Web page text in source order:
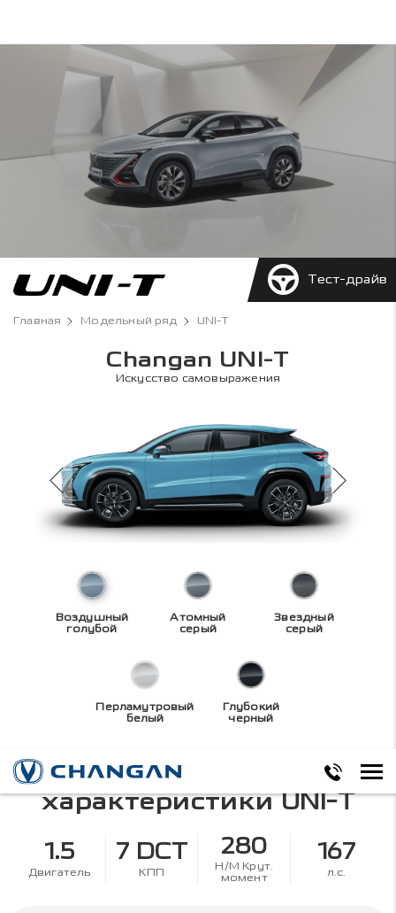
Тест-драйв
Главная Модельный ряд UNI-T
Changan UNI-T
Искусство самовыражения
Воздушный
голубой
Атомный
серый
Звездный
серый
Перламутровый
белый
Глубокий
черный
Технические
характеристикиUNI-T
1.5
Двигатель
7 DCT
КПП
280
Н/М Крут.
момент
167
л.с.